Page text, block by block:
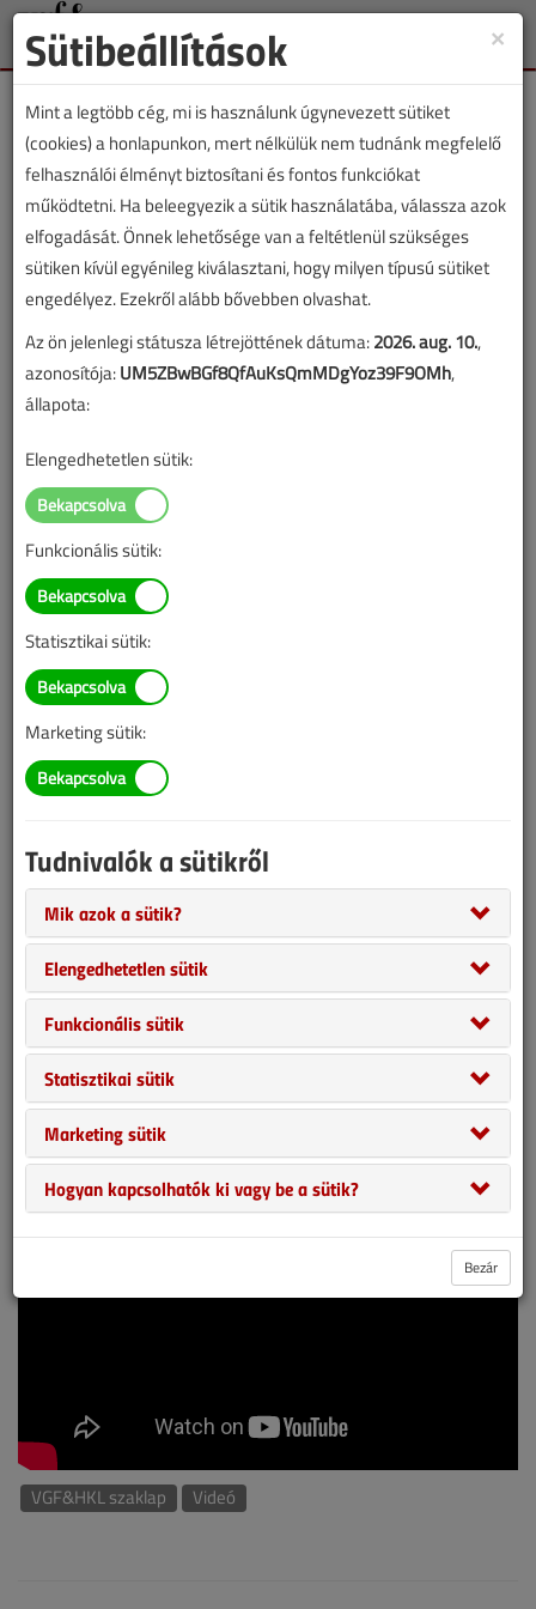
Toggle
Áttekintő, összehasonlító
táblázatok a VGF&HKL-ben
2020. február 5. | VGF&HKL Online | 23 786 |
Ajánlunk figyelmébe egy-egy rovatot a VGF&HKL számaiból.
Ezúttal az összehasonlító táblázatok vannak terítéken, az
épületgépészet világából.
VGF&HKL szaklap Videó
×
Sütibeállítások
Mint a legtöbb cég, mi is használunk úgynevezett sütiket
(cookies) a honlapunkon, mert nélkülük nem tudnánk megfelelő
felhasználói élményt biztosítani és fontos funkciókat
működtetni. Ha beleegyezik a sütik használatába, válassza azok
elfogadását. Önnek lehetősége van a feltétlenül szükséges
sütiken kívül egyénileg kiválasztani, hogy milyen típusú sütiket
engedélyez. Ezekről alább bővebben olvashat.
Az ön jelenlegi státusza létrejöttének dátuma:2026. aug. 10.,
azonosítója:UM5ZBwBGf8QfAuKsQmMDgYoz39F9OMh,
állapota:
Elengedhetetlen sütik:
Funkcionális sütik:
Statisztikai sütik:
Marketing sütik:
Tudnivalók a sütikről
Mik azok a sütik?
Elengedhetetlen sütik
Funkcionális sütik
Statisztikai sütik
Marketing sütik
Hogyan kapcsolhatók ki vagy be a sütik?
Bezár